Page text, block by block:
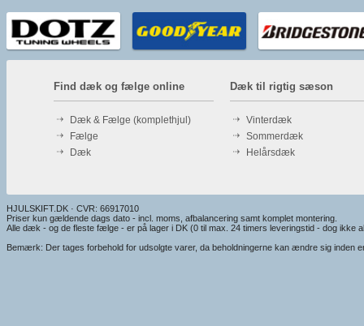
Find dæk og fælge online
Dæk & Fælge (komplethjul)
Fælge
Dæk
Dæk til rigtig sæson
Vinterdæk
Sommerdæk
Helårsdæk
HJULSKIFT.DK · CVR: 66917010
Priser kun gældende dags dato - incl. moms, afbalancering samt komplet montering.
Alle dæk - og de fleste fælge - er på lager i DK (0 til max. 24 timers leveringstid - dog ikke
Bemærk: Der tages forbehold for udsolgte varer, da beholdningerne kan ændre sig inden